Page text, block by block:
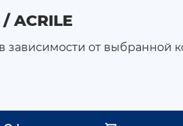
ACRILE
зависимости от выбранной